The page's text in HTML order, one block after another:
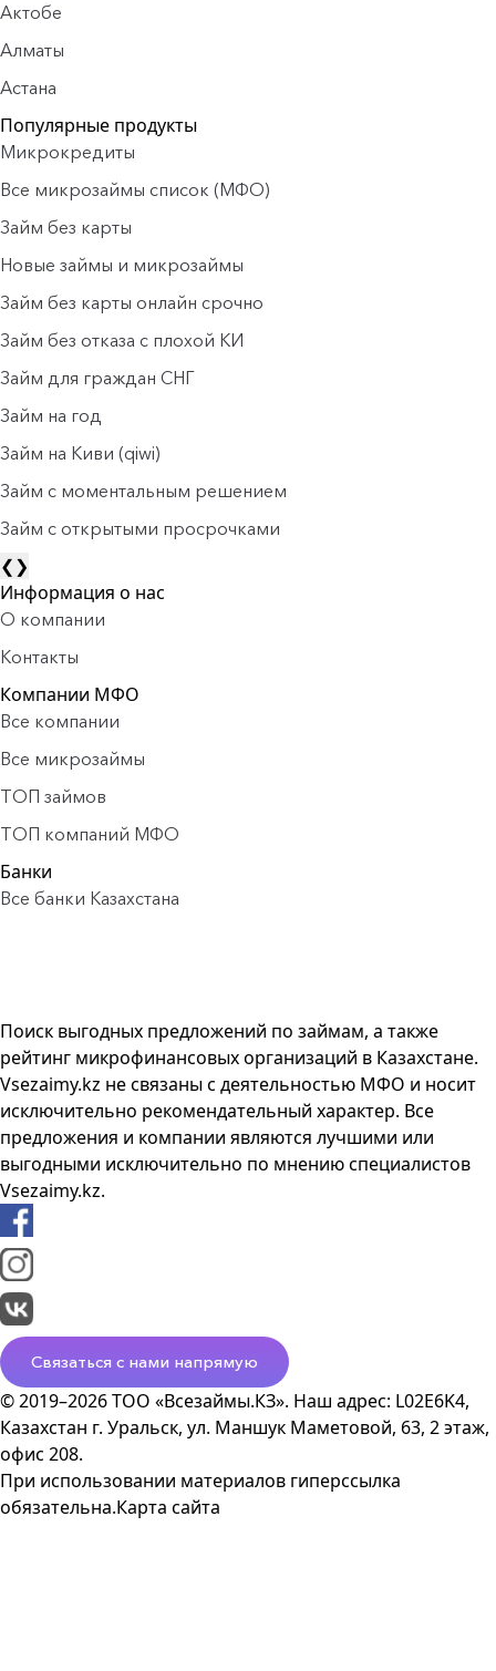
Актобе
Алматы
Астана
Популярные продукты
Микрокредиты
Все микрозаймы список (МФО)
Займ без карты
Новые займы и микрозаймы
Займ без карты онлайн срочно
Займ без отказа с плохой КИ
Займ для граждан СНГ
Займ на год
Займ на Киви (qiwi)
Займ c моментальным решением
Займ с открытыми просрочками
❮❯
Информация о нас
О компании
Контакты
Компании МФО
Все компании
Все микрозаймы
ТОП займов
ТОП компаний МФО
Банки
Все банки Казахстана
Поиск выгодных предложений по займам, а также
рейтинг микрофинансовых организаций в Казахстане.
Vsezaimy.kz не связаны с деятельностью МФО и носит
исключительно рекомендательный характер. Все
предложения и компании являются лучшими или
выгодными исключительно по мнению специалистов
Vsezaimy.kz.
Связаться с нами напрямую
© 2019–2026 ТОО «Всезаймы.КЗ». Наш адрес: L02E6K4,
Казахстан г. Уральск, ул. Маншук Маметовой, 63, 2 этаж,
офис 208.
При использовании материалов гиперссылка
обязательна.Карта сайта